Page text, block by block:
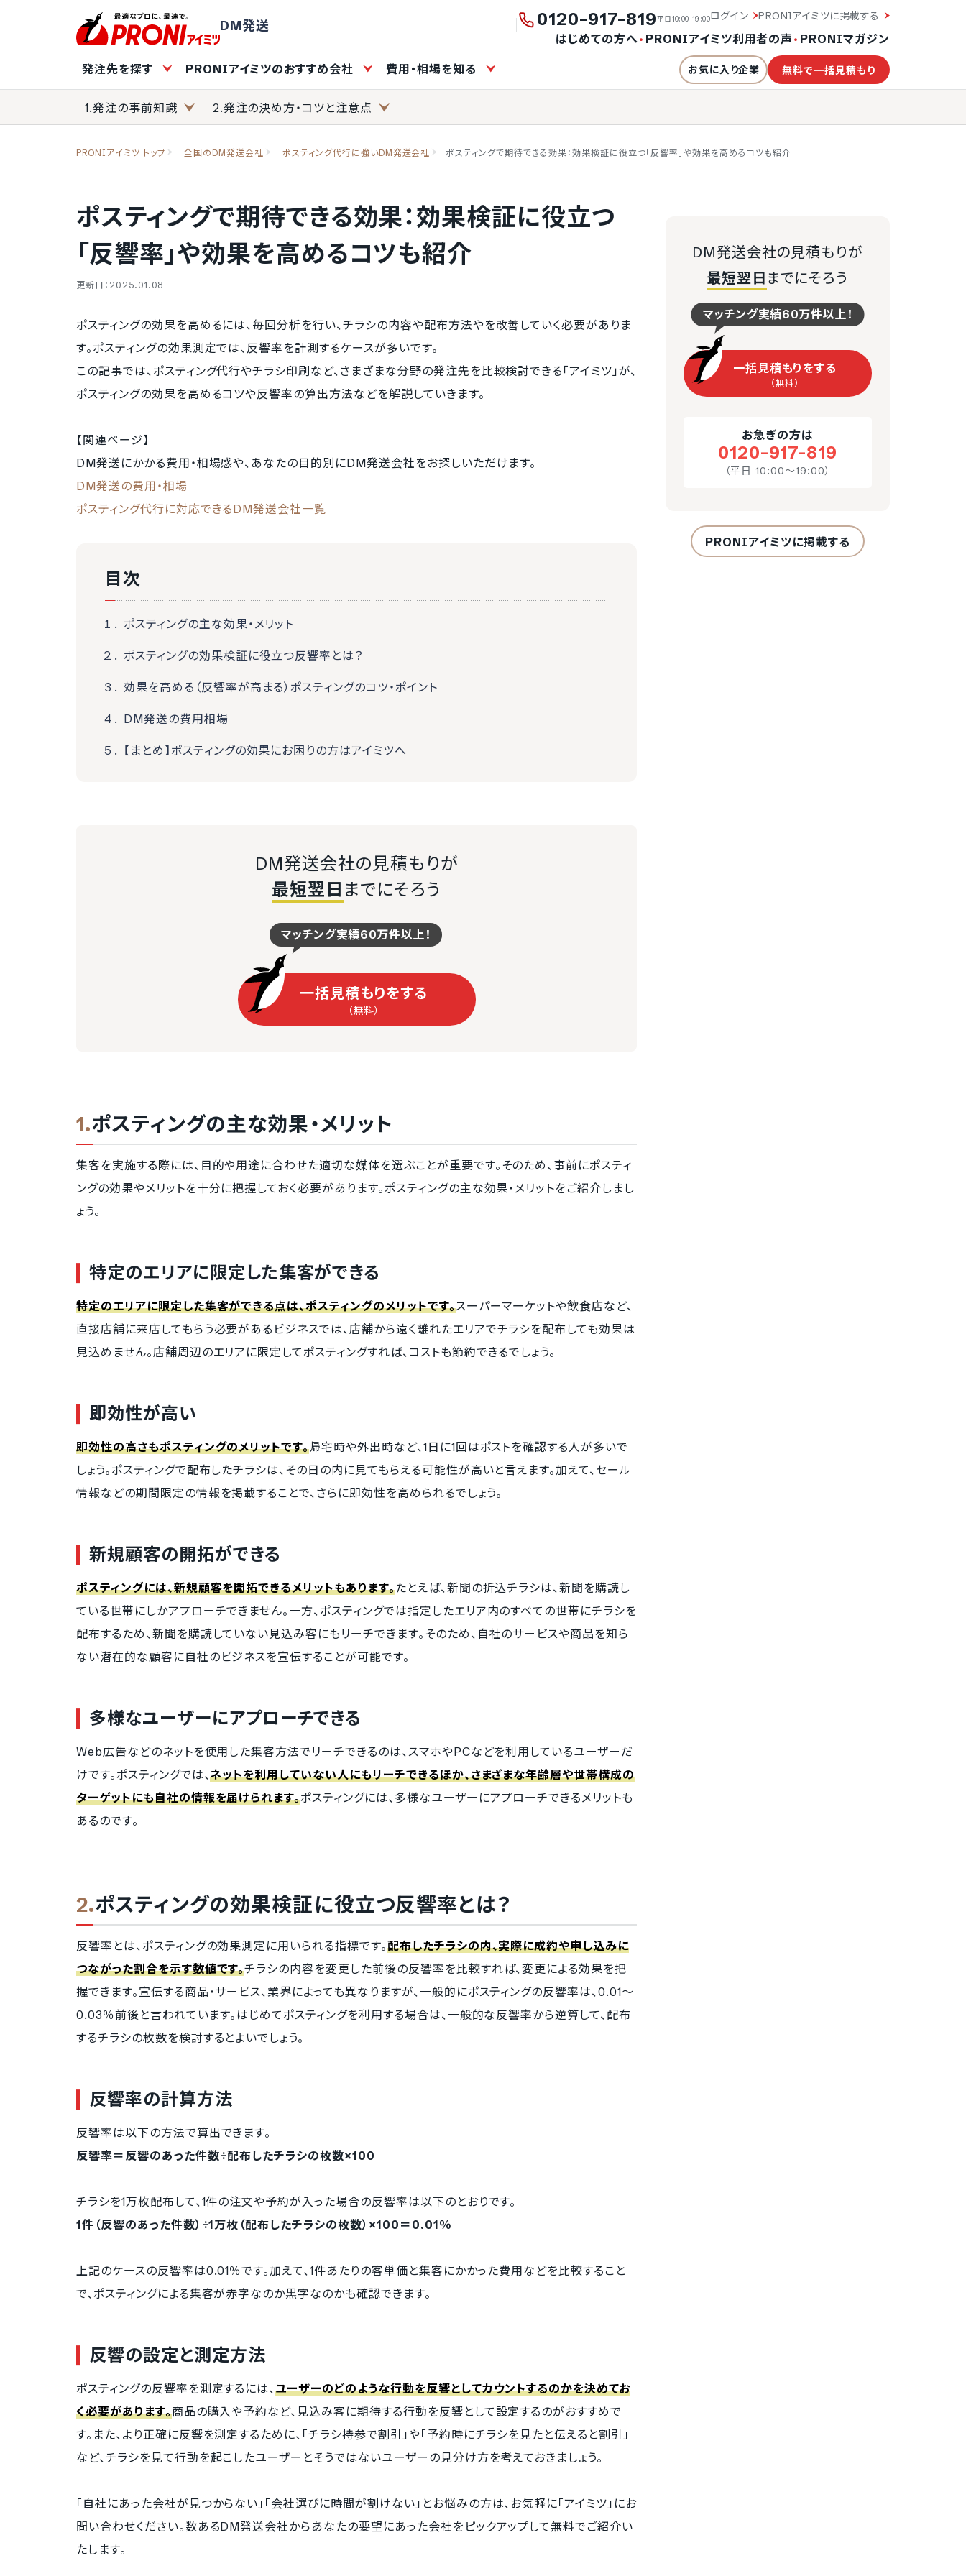
DM発送 0120-917-819平日10:00-19:00ログイン PRONIアイミツに掲載する
はじめての方へ・ PRONIアイミツ利用者の声 ・ PRONIマガジン
発注先を探す PRONIアイミツのおすすめ会社 費用・相場を知る お気に入り企業 無料で一括見積もり
1.発注の事前知識 2.発注の決め方・コツと注意点
PRONIアイミツ トップ 全国のDM発送会社 ポスティング代行に強いDM発送会社 ポスティングで期待できる効果：効果検証に役立つ「反響率」や効果を高めるコツも紹介
ポスティングで期待できる効果：効果検証に役立つ
「反響率」や効果を高めるコツも紹介
更新日：2025.01.08
ポスティングの効果を高めるには、毎回分析を行い、チラシの内容や配布方法やを改善していく必要がありま
す。ポスティングの効果測定では、反響率を計測するケースが多いです。
この記事では、ポスティング代行やチラシ印刷など、さまざまな分野の発注先を比較検討できる「アイミツ」が、
ポスティングの効果を高めるコツや反響率の算出方法などを解説していきます。
【関連ページ】
DM発送にかかる費用・相場感や、あなたの目的別にDM発送会社をお探しいただけます。
DM発送の費用・相場
ポスティング代行に対応できるDM発送会社一覧
目次
ポスティングの主な効果・メリット
ポスティングの効果検証に役立つ反響率とは？
効果を高める（反響率が高まる）ポスティングのコツ・ポイント
DM発送の費用相場
【まとめ】ポスティングの効果にお困りの方はアイミツへ
DM発送会社の見積もりが
最短翌日 までにそろう
マッチング実績60万件以上！
一括見積もりをする
（無料）
ポスティングの主な効果・メリット
集客を実施する際には、目的や用途に合わせた適切な媒体を選ぶことが重要です。そのため、事前にポスティ
ングの効果やメリットを十分に把握しておく必要があります。ポスティングの主な効果・メリットをご紹介しまし
ょう。
特定のエリアに限定した集客ができる
特定のエリアに限定した集客ができる点は、ポスティングのメリットです。スーパーマーケットや飲食店など、
直接店舗に来店してもらう必要があるビジネスでは、店舗から遠く離れたエリアでチラシを配布しても効果は
見込めません。店舗周辺のエリアに限定してポスティングすれば、コストも節約できるでしょう。
即効性が高い
即効性の高さもポスティングのメリットです。帰宅時や外出時など、1日に1回はポストを確認する人が多いで
しょう。ポスティングで配布したチラシは、その日の内に見てもらえる可能性が高いと言えます。加えて、セール
情報などの期間限定の情報を掲載することで、さらに即効性を高められるでしょう。
新規顧客の開拓ができる
ポスティングには、新規顧客を開拓できるメリットもあります。たとえば、新聞の折込チラシは、新聞を購読し
ている世帯にしかアプローチできません。一方、ポスティングでは指定したエリア内のすべての世帯にチラシを
配布するため、新聞を購読していない見込み客にもリーチできます。そのため、自社のサービスや商品を知ら
ない潜在的な顧客に自社のビジネスを宣伝することが可能です。
多様なユーザーにアプローチできる
Web広告などのネットを使用した集客方法でリーチできるのは、スマホやPCなどを利用しているユーザーだ
けです。ポスティングでは、ネットを利用していない人にもリーチできるほか、さまざまな年齢層や世帯構成の
ターゲットにも自社の情報を届けられます。ポスティングには、多様なユーザーにアプローチできるメリットも
あるのです。
ポスティングの効果検証に役立つ反響率とは？
反響率とは、ポスティングの効果測定に用いられる指標です。配布したチラシの内、実際に成約や申し込みに
つながった割合を示す数値です。チラシの内容を変更した前後の反響率を比較すれば、変更による効果を把
握できます。宣伝する商品・サービス、業界によっても異なりますが、一般的にポスティングの反響率は、0.01～
0.03％前後と言われています。はじめてポスティングを利用する場合は、一般的な反響率から逆算して、配布
するチラシの枚数を検討するとよいでしょう。
反響率の計算方法
反響率は以下の方法で算出できます。
反響率＝反響のあった件数÷配布したチラシの枚数×100
チラシを1万枚配布して、1件の注文や予約が入った場合の反響率は以下のとおりです。
1件（反響のあった件数）÷1万枚（配布したチラシの枚数）×100＝0.01％
上記のケースの反響率は0.01％です。加えて、1件あたりの客単価と集客にかかった費用などを比較すること
で、ポスティングによる集客が赤字なのか黒字なのかも確認できます。
反響の設定と測定方法
ポスティングの反響率を測定するには、ユーザーのどのような行動を反響としてカウントするのかを決めてお
く必要があります。商品の購入や予約など、見込み客に期待する行動を反響として設定するのがおすすめで
す。また、より正確に反響を測定するために、「チラシ持参で割引」や「予約時にチラシを見たと伝えると割引」
など、チラシを見て行動を起こしたユーザーとそうではないユーザーの見分け方を考えておきましょう。
「自社にあった会社が見つからない」「会社選びに時間が割けない」とお悩みの方は、お気軽に「アイミツ」にお
問い合わせください。数あるDM発送会社からあなたの要望にあった会社をピックアップして無料でご紹介い
たします。
DM発送会社の見積もりが
最短翌日 までにそろう
マッチング実績60万件以上！
一括見積もりをする
（無料）
お急ぎの方は
0120-917-819
（平日 10:00～19:00）
PRONIアイミツに掲載する